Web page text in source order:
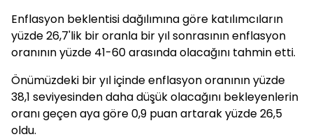
Enflasyon beklentisi dağılımına göre katılımcıların
yüzde 26,7'lik bir oranla bir yıl sonrasının enflasyon
oranının yüzde 41-60 arasında olacağını tahmin etti.
Önümüzdeki bir yıl içinde enflasyon oranının yüzde
38,1 seviyesinden daha düşük olacağını bekleyenlerin
oranı geçen aya göre 0,9 puan artarak yüzde 26,5
oldu.